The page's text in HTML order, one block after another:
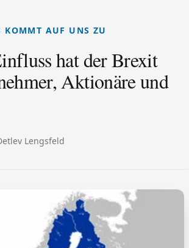
KOMMT AUF UNS ZU
hat der Brexit
Aktionäre und
Lengsfeld